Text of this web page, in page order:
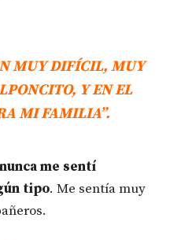
MUY DIFÍCIL, MUY
Y EN EL
MI FAMILIA”.
nunca me sentí
tipo. Me sentía muy